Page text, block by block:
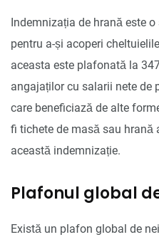
Indemnizația de hrană este
pentru a-și acoperi
aceasta este plafonată la
angajaților cu salarii nete de
care beneficiază de alte
fi tichete de masă sau hrană
această indemnizație.
Plafonul global
Există un plafon global de